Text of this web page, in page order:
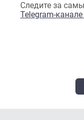
Следите за
Telegram-канале